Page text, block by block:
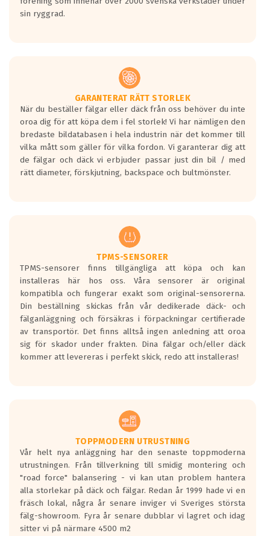
I 80km/h kommer skillnaden på
Vid körning i över 50km/h brukar
rullmotståndets ljud överträffa
motorljudet.
På däckmärkningen kommer det finnas
en symbol av ett däck med vågar. Hög
bullernivå markeras med svarta vågor
medans de vita vågorna påvisar om det är
ett tyst däck.
regelverket som introduceras år 2016.
Ett däck med två svarta vågor är redan
godkända för år 2016 nya regelverk.
Ett däck med en svart våg kommer vara
minst tre decibel tystare än det
regelverk som börjar gälla 2016.
sin ryggrad.
GARANTERAT RÄTT STORLEK
När du beställer fälgar eller däck från oss behöver du inte
oroa dig för att köpa dem i fel storlek! Vi har nämligen den
bredaste bildatabasen i hela industrin när det kommer till
vilka mått som gäller för vilka fordon. Vi garanterar dig att
de fälgar och däck vi erbjuder passar just din bil / med
rätt diameter, förskjutning, backspace och bultmönster.
TPMS-SENSORER
TPMS-sensorer finns tillgängliga att köpa och kan
installeras här hos oss. Våra sensorer är original
kompatibla och fungerar exakt som original-sensorerna.
Din beställning skickas från vår dedikerade däck- och
fälganläggning och försäkras i förpackningar certifierade
av transportör. Det finns alltså ingen anledning att oroa
sig för skador under frakten. Dina fälgar och/eller däck
kommer att levereras i perfekt skick, redo att installeras!
TOPPMODERN UTRUSTNING
Vår helt nya anläggning har den senaste toppmoderna
utrustningen. Från tillverkning till smidig montering och
"road force" balansering - vi kan utan problem hantera
alla storlekar på däck och fälgar. Redan år 1999 hade vi en
fräsch lokal, några år senare inviger vi Sveriges största
fälg-showroom. Fyra år senare dubblar vi lagret och idag
sitter vi på närmare 4500 m2